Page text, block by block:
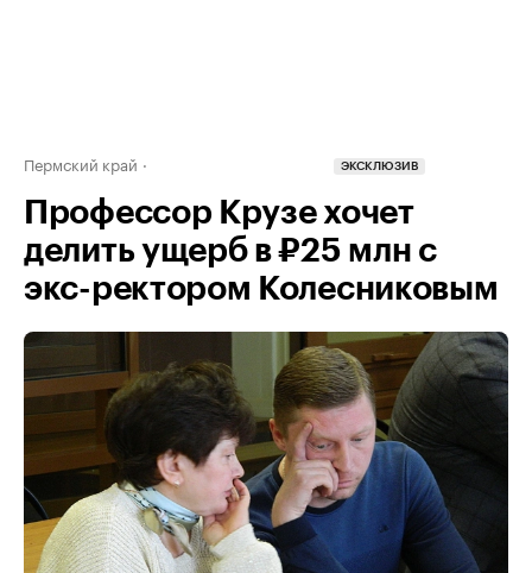
Пермский край ЭКСКЛЮЗИВ
Профессор Крузе хочет
делить ущерб в ₽25 млн с
экс-ректором Колесниковым